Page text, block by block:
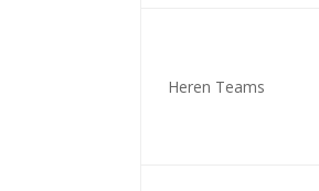
Heren Teams